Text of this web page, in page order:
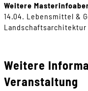
Weitere
14.04. Lebensmittel &
Landschaftsarchitektur
Weitere
Veranstaltung